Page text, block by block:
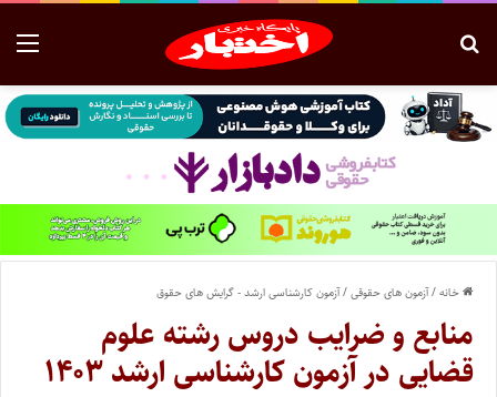
خانه/آزمون های حقوقی/آزمون کارشناسی ارشد - گرایش های حقوق
منابع و ضرایب دروس رشته علوم
قضایی در آزمون کارشناسی ارشد ۱۴۰۳